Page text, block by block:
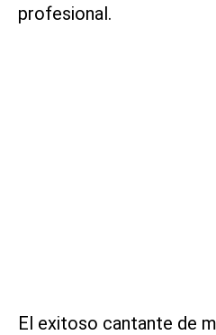
profesional.
El exitoso cantante de